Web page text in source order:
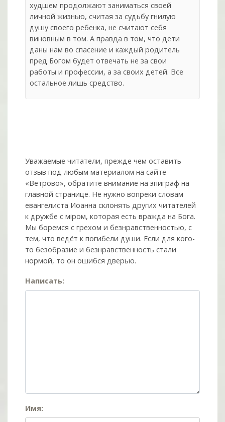
худшем продолжают заниматься своей
личной жизнью, считая за судьбу гнилую
душу своего ребенка, не считают себя
виновным в том. А правда в том, что дети
даны нам во спасение и каждый родитель
пред Богом будет отвечать не за свои
работы и профессии, а за своих детей. Все
остальное лишь средство.
Уважаемые читатели, прежде чем оставить
отзыв под любым материалом на сайте
«Ветрово», обратите внимание на эпиграф на
главной странице. Не нужно вопреки словам
евангелиста Иоанна склонять других читателей
к дружбе с мiром, которая есть вражда на Бога.
Мы боремся с грехом и без­нрав­ствен­ностью, с
тем, что ведёт к погибели души. Если для кого-
то безобразие и безнравственность стали
нормой, то он ошибся дверью.
Написать:
Имя: